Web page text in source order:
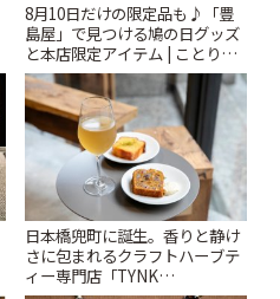
8月10日だけの限定品も♪「豊
島屋」で見つける鳩の日グッズ
と本店限定アイテム | ことりっ
ぷ
日本橋兜町に誕生。香りと静け
さに包まれるクラフトハーブテ
ィー専門店「TYNK